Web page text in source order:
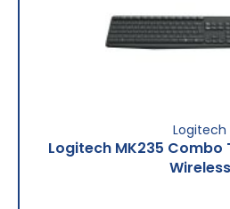
Logitech
Logitech MK235 Combo
Wireless